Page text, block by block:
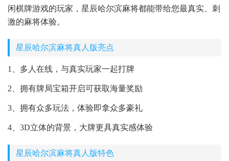
闲棋牌游戏的玩家，星辰哈尔滨麻将都能带给您最真实、刺
激的麻将体验。
星辰哈尔滨麻将真人版亮点
1、多人在线，与真实玩家一起打牌
2、拥有牌局宝箱开启可获取海量奖励
3、拥有众多玩法，体验即拿众多豪礼
4、3D立体的背景，大牌更具真实感体验
星辰哈尔滨麻将真人版特色